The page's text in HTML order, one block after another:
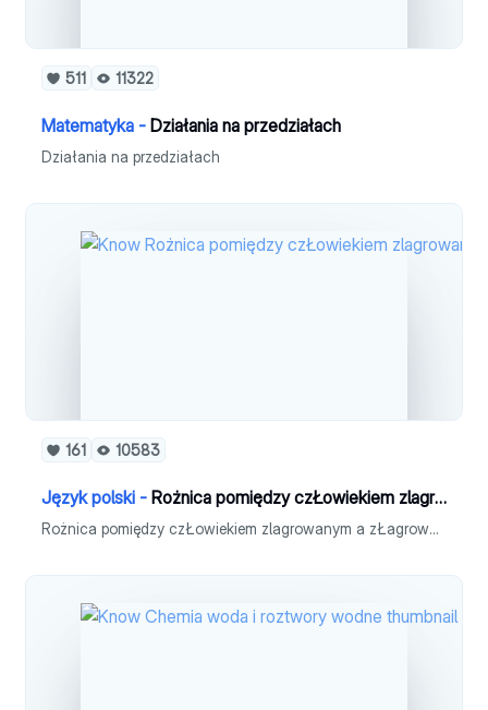
511 11322
Matematyka - Działania na przedziałach
Działania na przedziałach
161 10583
Język polski - Rożnica pomiędzy czŁowiekiem zlagrowanym a zŁagrowanym
Rożnica pomiędzy czŁowiekiem zlagrowanym a zŁagrowanym